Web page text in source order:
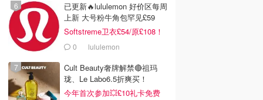
已更新🔥lululemon 好价区每周
上新 大号粉牛角包罕见£59
Softstreme卫衣£54/原£108！
0 lululemon
Cult Beauty奢牌解禁🔴祖玛
珑、Le Labo6.5折爽买！
今年首次参加💥£10礼卡免费